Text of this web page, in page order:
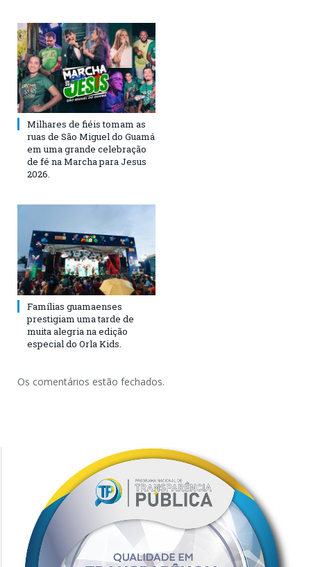
Milhares de fiéis tomam as
ruas de São Miguel do Guamá
em uma grande celebração
de fé na Marcha para Jesus
2026.
Famílias guamaenses
prestigiam uma tarde de
muita alegria na edição
especial do Orla Kids.
Os comentários estão fechados.